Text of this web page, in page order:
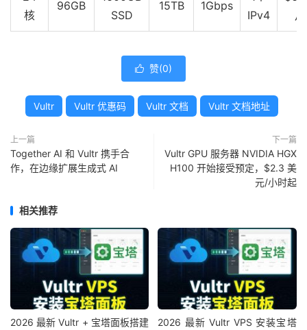
核
96GB
SSD
15TB 1Gbps
IPv4
月
 赞(0)
Vultr Vultr 优惠码 Vultr 文档 Vultr 文档地址
上一篇
Together AI 和 Vultr 携手合
作，在边缘扩展生成式 AI
下一篇
Vultr GPU 服务器 NVIDIA HGX
H100 开始接受预定，$2.3 美
元/小时起
相关推荐
2026 最新 Vultr + 宝塔面板搭建
2026 最新 Vultr VPS 安装宝塔